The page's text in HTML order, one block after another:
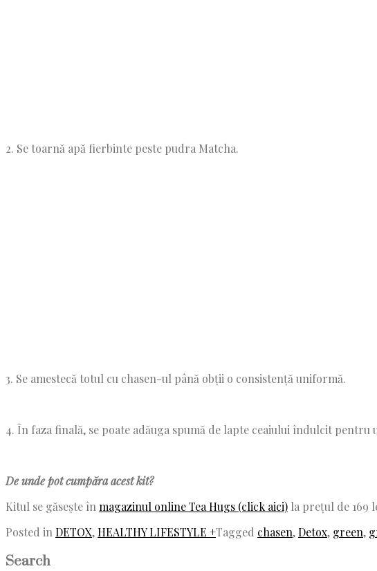
2. Se toarnă apă fierbinte peste pudra Matcha.
3. Se amestecă totul cu chasen-ul până obții o consistență uniformă.
4. În faza finală, se poate adăuga spumă de lapte ceaiului îndulcit pentru
De unde pot cumpăra acest kit?
Kitul se găsește în magazinul online Tea Hugs (click aici) la prețul de 169
Posted in DETOX,HEALTHY LIFESTYLE +Tagged chasen,Detox, green,
Search